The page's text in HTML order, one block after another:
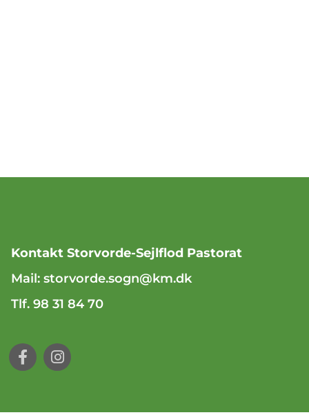
Kontakt Storvorde-Sejlflod Pastorat
Mail: storvorde.sogn@km.dk
Tlf. 98 31 84 70